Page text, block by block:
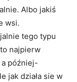
Albo jakiś
wsi.
tego typu
najpierw
a później-
jak działa sie w